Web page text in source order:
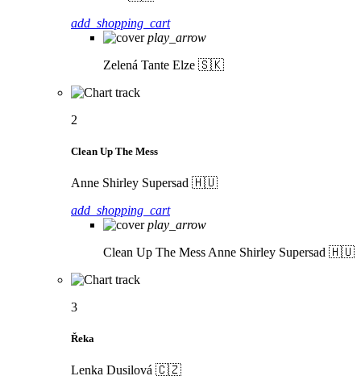
add_shopping_cart
play_arrow
Zelená Tante Elze 🇸🇰
2
Clean Up The Mess
Anne Shirley Supersad 🇭🇺
add_shopping_cart
play_arrow
Clean Up The Mess Anne Shirley Supersad 🇭🇺
3
Řeka
Lenka Dusilová 🇨🇿